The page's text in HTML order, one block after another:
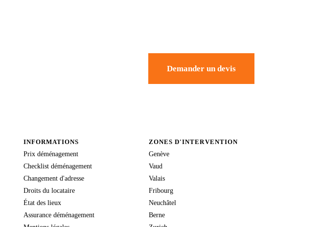
Demander un devis
INFORMATIONS
Prix déménagement
Checklist déménagement
Changement d'adresse
Droits du locataire
État des lieux
Assurance déménagement
ZONES D'INTERVENTION
Genève
Vaud
Valais
Fribourg
Neuchâtel
Berne